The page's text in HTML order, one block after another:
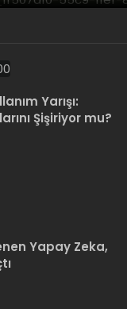
20
Yarışı:
Şişiriyor mu?
Yapay Zeka,